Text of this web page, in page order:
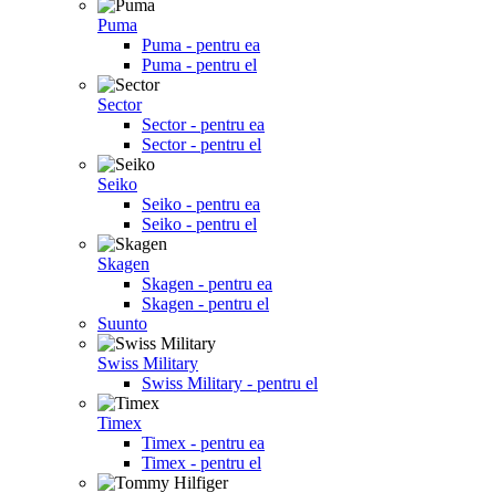
Puma
Puma - pentru ea
Puma - pentru el
Sector
Sector - pentru ea
Sector - pentru el
Seiko
Seiko - pentru ea
Seiko - pentru el
Skagen
Skagen - pentru ea
Skagen - pentru el
Suunto
Swiss Military
Swiss Military - pentru el
Timex
Timex - pentru ea
Timex - pentru el